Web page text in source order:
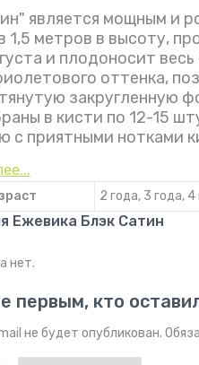
является мощным и
1,5 метров в высоту,
и плодоносит
оттенка,
закругленную
в кисти по 12-15
с приятными нотками
2 года, 3 года,
Ежевика Блэк Сатин
нет.
первым, кто
не будет опубликован.